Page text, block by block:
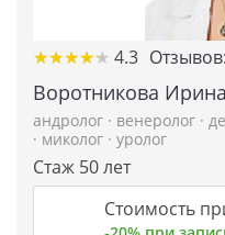
★★★★★
★★★★★ 4.3 Отзывов:
Воротникова
андролог · венеролог ·
· миколог · уролог
Стаж 50 лет
Стоимость